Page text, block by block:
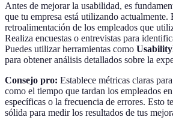
Antes de mejorar la usabilidad, es
que tu empresa está utilizando actualmente.
retroalimentación de los empleados que
Realiza encuestas o entrevistas para
Puedes utilizar herramientas como
para obtener análisis detallados sobre la
Consejo pro: Establece métricas claras
como el tiempo que tardan los empleados
específicas o la frecuencia de errores. Esto
sólida para medir los resultados de tus